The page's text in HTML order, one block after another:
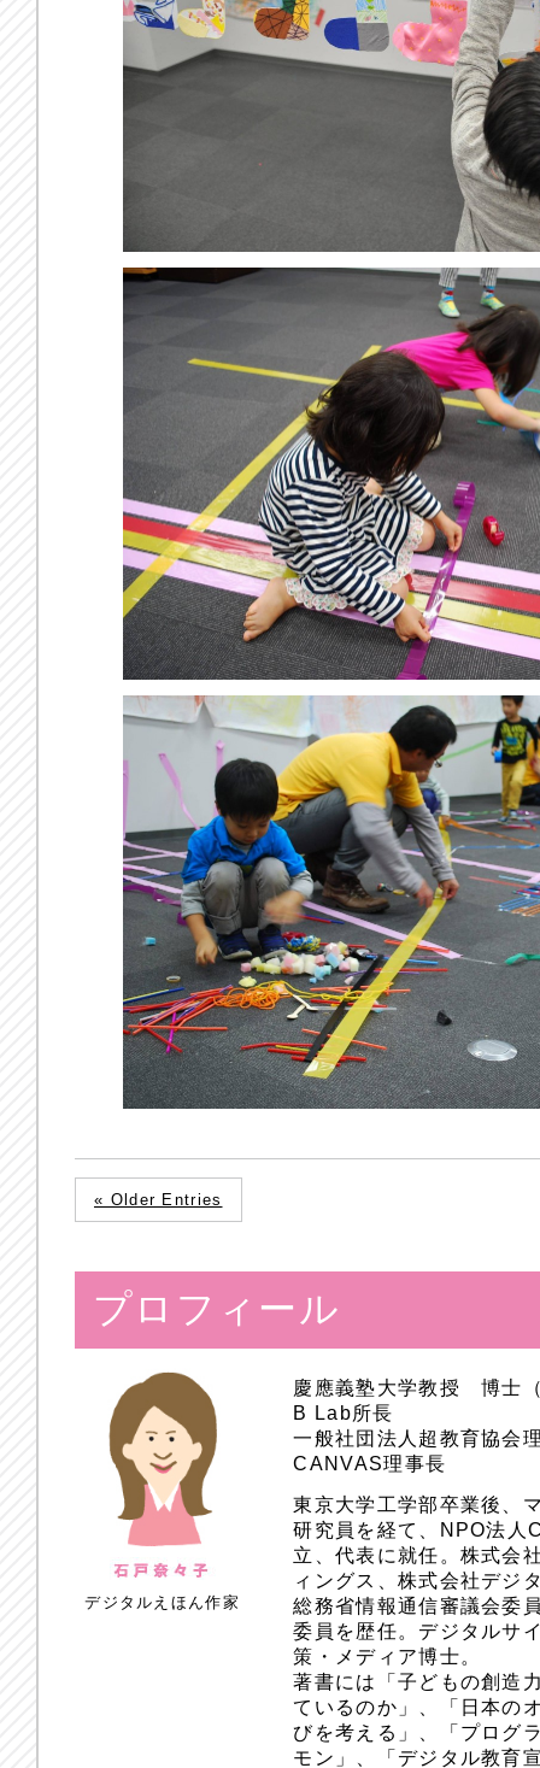
« Older Entries
プロフィール
デジタルえほん作家
慶應義塾大学教授 博士
B Lab所長
一般社団法人超教育協会
CANVAS理事長
東京大学工学部卒業後、
研究員を経て、NPO法人
立、代表に就任。株式会
ィングス、株式会社デジ
総務省情報通信審議会委
委員を歴任。デジタルサ
策・メディア博士。
著書には「子どもの創造
ているのか」、「日本の
びを考える」、「プログ
モン」、「デジタル教育